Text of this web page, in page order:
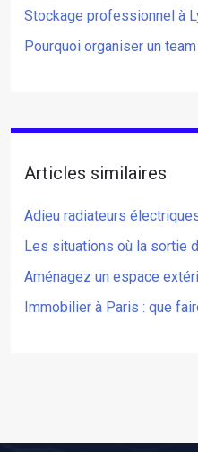
Stockage professionnel à
Pourquoi organiser un
Articles similaires
Adieu radiateurs
Les situations où la sortie
Aménagez un espace
Immobilier à Paris : que